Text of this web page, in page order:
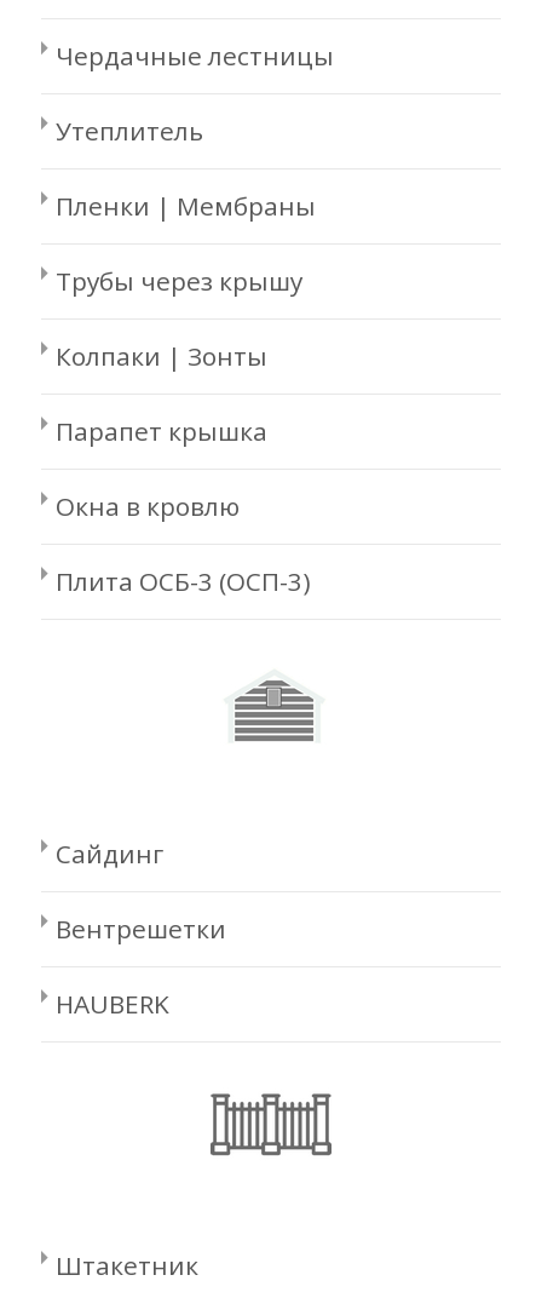
Чердачные лестницы
Утеплитель
Пленки | Мембраны
Трубы через крышу
Колпаки | Зонты
Парапет крышка
Окна в кровлю
Плита ОСБ-3 (ОСП-3)
Сайдинг
Вентрешетки
HAUBERK
Штакетник